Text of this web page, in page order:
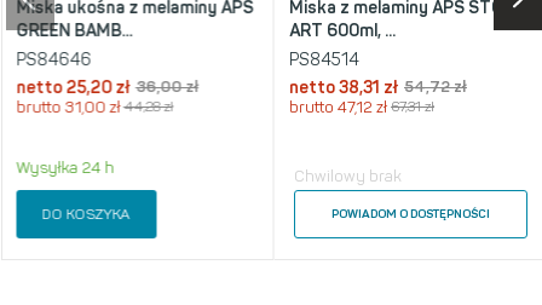
Miska ukośna z melaminy APS
GREEN BAMB...
PS84646
netto 25,20 zł 36,00 zł
brutto 31,00 zł 44,28 zł
Wysyłka 24 h
DO KOSZYKA
Miska z melaminy APS STONE
ART 600ml, ...
PS84514
netto 38,31 zł 54,72 zł
brutto 47,12 zł 67,31 zł
Chwilowy brak
POWIADOM O DOSTĘPNOŚCI